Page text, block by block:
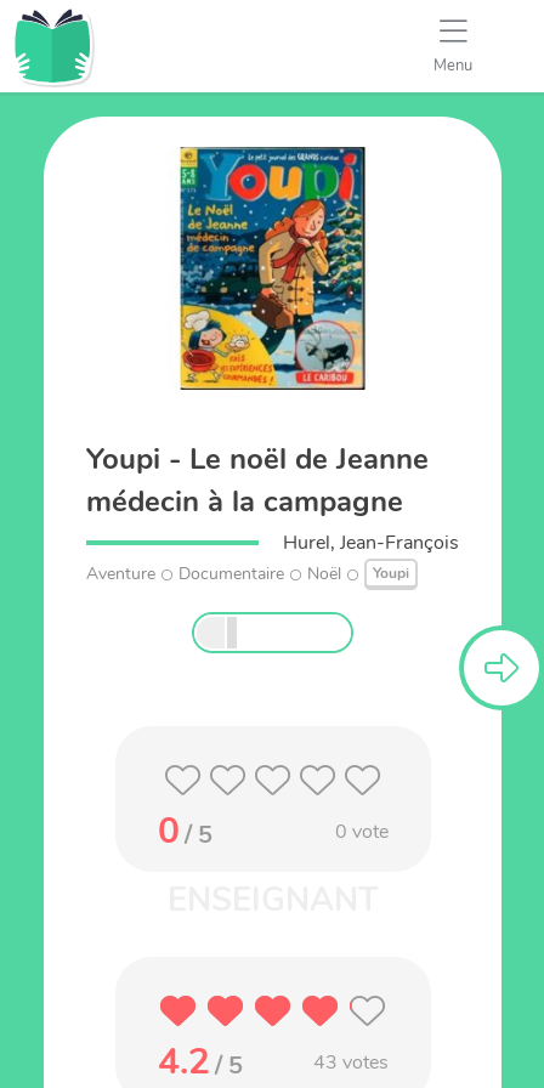
Menu
Youpi - Le noël de Jeanne
médecin à la campagne
Hurel, Jean-François
Aventure Documentaire Noël Youpi
0/ 5 0 vote
4.2/ 5 43 votes